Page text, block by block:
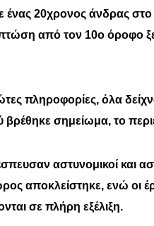
ένας 20χρονος άνδρας
από τον 10ο όροφο
πληροφορίες, όλα
σημείωμα, το
αστυνομικοί και
αποκλείστηκε, ενώ οι
σε πλήρη εξέλιξη.